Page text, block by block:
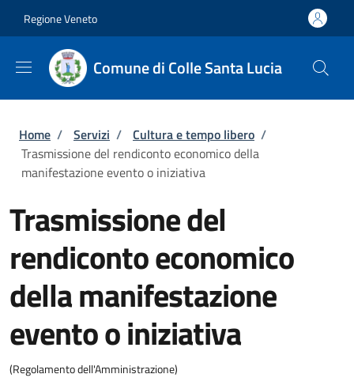
Regione Veneto
Comune di Colle Santa Lucia
Briciole di pane
Home / Servizi / Cultura e tempo libero /
Trasmissione del rendiconto economico della
manifestazione evento o iniziativa
Trasmissione del
rendiconto economico
della manifestazione
evento o iniziativa
(Regolamento dell'Amministrazione)